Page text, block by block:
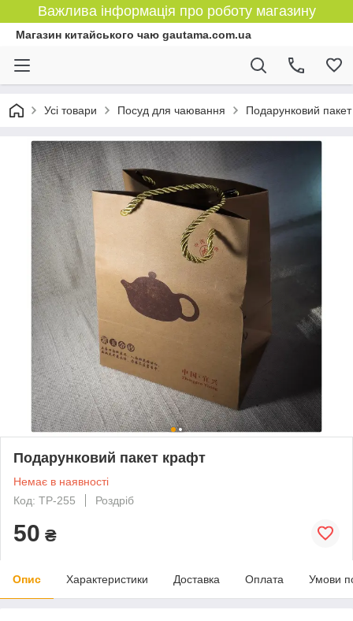
Важлива інформація про роботу магазину
Магазин китайського чаю gautama.com.ua
Усі товари Посуд для чаювання Подарунковий
Подарунковий пакет крафт
Немає в наявності
Код: TP-255
Роздріб
50 ₴
Опис Характеристики Доставка Оплата Умови